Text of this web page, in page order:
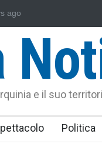
della Tuscia e
ago
e il suo
Politica